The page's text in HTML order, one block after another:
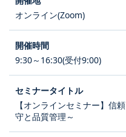
オンライン(Zoom)
9:30～16:30(受付9:00)
【オンラインセミナー】信
守と品質管理～